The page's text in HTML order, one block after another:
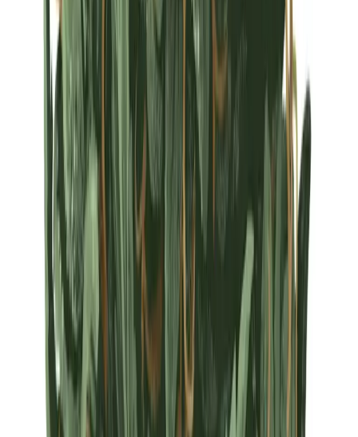
Sativa Strains Indica Strains Hybrid Strains
Standorte